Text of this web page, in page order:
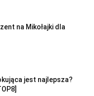
na Mikołajki dla
jest najlepsza?